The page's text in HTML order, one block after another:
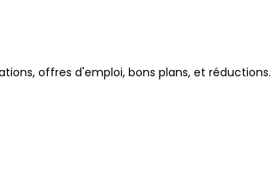
offres d'emploi, bons plans, et réductions.